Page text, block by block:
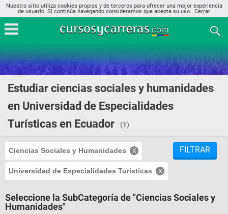
Nuestro sitio utiliza cookies propias y de terceros para ofrecer una mejor experiencia
de usuario. Si continúa navegando consideramos que acepta su uso.. Cerrar
Estudiar ciencias sociales y humanidades
en Universidad de Especialidades
Turísticas en Ecuador
(1)
Ciencias Sociales y Humanidades
Universidad de Especialidades Turísticas
FILTRAR
Seleccione la SubCategoría de "Ciencias Sociales y
Humanidades"